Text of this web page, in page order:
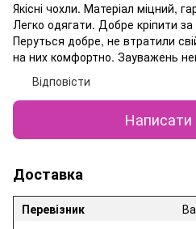
Якісні чохли. Матеріал міцний,
Легко одягати. Добре кріпити
Перуться добре, не втратили
на них комфортно. Зауважень
Відповісти
Написати
Доставка
Перевізник